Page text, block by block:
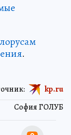
.
София ГОЛУБ
kp.ru